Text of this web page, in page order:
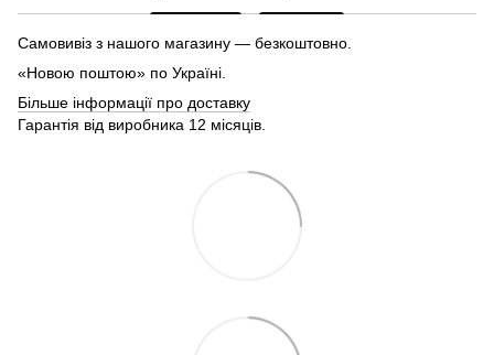
Самовивіз з нашого магазину — безкоштовно.
«Новою поштою» по Україні.
Більше інформації про доставку
Гарантія від виробника 12 місяців.